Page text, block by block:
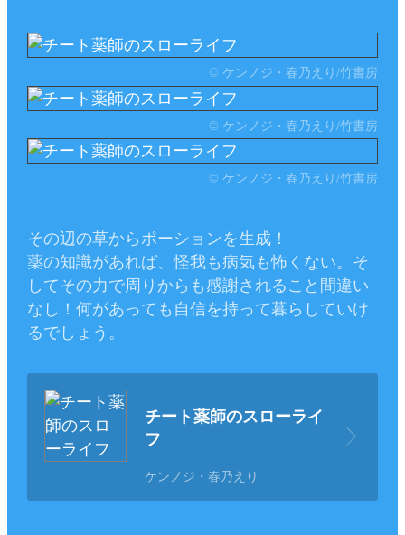
© ケンノジ・春乃えり/竹書房
© ケンノジ・春乃えり/竹書房
© ケンノジ・春乃えり/竹書房
その辺の草からポーションを生成！
薬の知識があれば、怪我も病気も怖くない。そ
してその力で周りからも感謝されること間違い
なし！何があっても自信を持って暮らしていけ
るでしょう。
チート薬師のスローライ
フ
ケンノジ・春乃えり